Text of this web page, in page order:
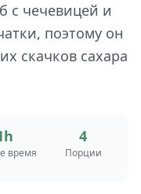
с чечевицей и
поэтому он
скачков сахара
время
4
Порции